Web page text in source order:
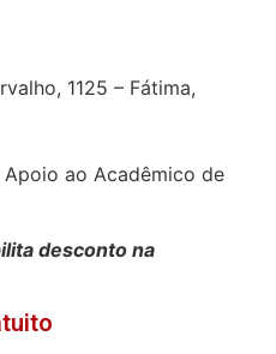
1125 – Fátima,
ao Acadêmico de
desconto na